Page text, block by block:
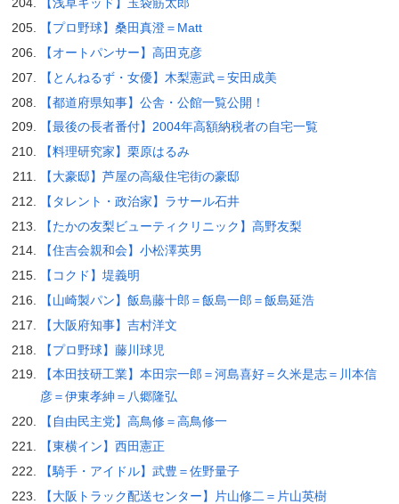
【浅草キッド】玉袋筋太郎
【プロ野球】桑田真澄＝Matt
【オートパンサー】高田克彦
【とんねるず・女優】木梨憲武＝安田成美
【都道府県知事】公舎・公館一覧公開！
【最後の長者番付】2004年高額納税者の自宅一覧
【料理研究家】栗原はるみ
【大豪邸】芦屋の高級住宅街の豪邸
【タレント・政治家】ラサール石井
【たかの友梨ビューティクリニック】高野友梨
【住吉会親和会】小松澤英男
【コクド】堤義明
【山崎製パン】飯島藤十郎＝飯島一郎＝飯島延浩
【大阪府知事】吉村洋文
【プロ野球】藤川球児
【本田技研工業】本田宗一郎＝河島喜好＝久米是志＝川本信
彦＝伊東孝紳＝八郷隆弘
【自由民主党】高鳥修＝高鳥修一
【東横イン】西田憲正
【騎手・アイドル】武豊＝佐野量子
【大阪トラック配送センター】片山修二＝片山英樹